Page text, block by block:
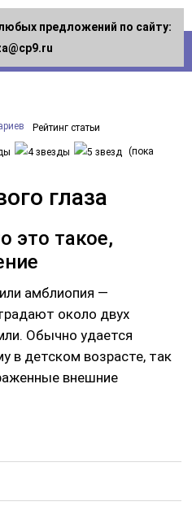
Рейтинг статьи
(пока
глаза
это такое,
амблиопия —
около двух
Обычно удается
в детском возрасте, так
внешние
предложений по сайту: